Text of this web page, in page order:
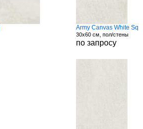
Army Canvas White Sq
30x60 см, пол/стены
по запросу